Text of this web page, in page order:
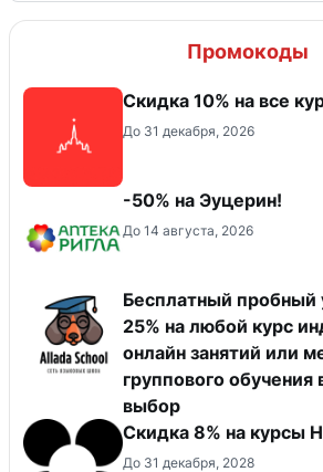
Промокоды
Скидка 10% на все
До 31 декабря, 2026
-50% на Эуцерин!
До 14 августа, 2026
Бесплатный пробный
25% на любой курс
онлайн занятий или
группового обучения
выбор
Скидка 8% на курсы
До 31 декабря, 2028